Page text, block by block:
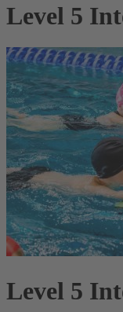
Level 5
Level 5